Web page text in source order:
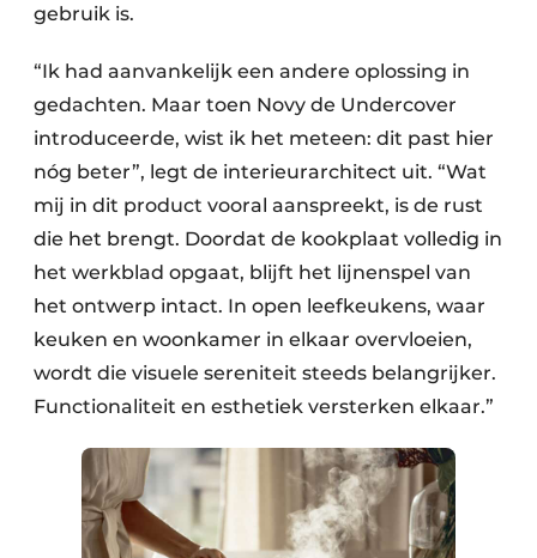
gebruik is.
“Ik had aanvankelijk een andere oplossing in
gedachten. Maar toen Novy de Undercover
introduceerde, wist ik het meteen: dit past hier
nóg beter”, legt de interieurarchitect uit. “Wat
mij in dit product vooral aanspreekt, is de rust
die het brengt. Doordat de kookplaat volledig in
het werkblad opgaat, blijft het lijnenspel van
het ontwerp intact. In open leefkeukens, waar
keuken en woonkamer in elkaar overvloeien,
wordt die visuele sereniteit steeds belangrijker.
Functionaliteit en esthetiek versterken elkaar.”